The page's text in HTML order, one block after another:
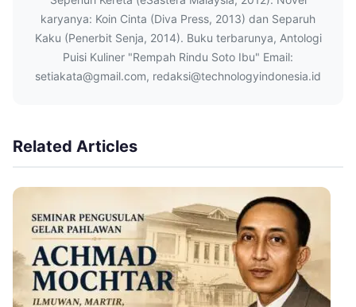
karyanya: Koin Cinta (Diva Press, 2013) dan Separuh
Kaku (Penerbit Senja, 2014). Buku terbarunya, Antologi
Puisi Kuliner "Rempah Rindu Soto Ibu" Email:
setiakata@gmail.com, redaksi@technologyindonesia.id
Related Articles